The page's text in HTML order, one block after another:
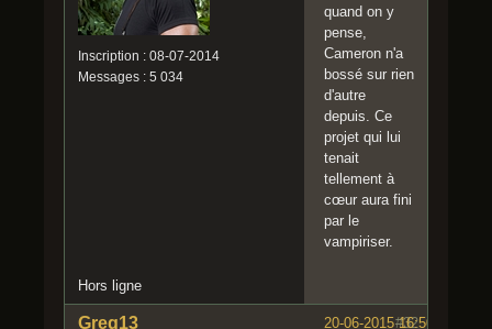
Inscription : 08-07-2014
Messages : 5 034
quand on y
pense,
Cameron n'a
bossé sur rien
d'autre
depuis. Ce
projet qui lui
tenait
tellement à
cœur aura fini
par le
vampiriser.
Hors ligne
#32
20-06-2015 16:50:34
Greg13